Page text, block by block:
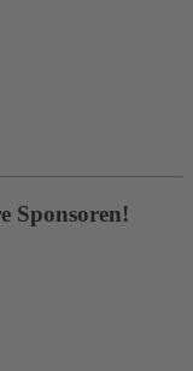
Sponsoren!